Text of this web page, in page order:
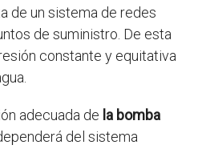
de un sistema de redes
de suministro. De esta
constante y equitativa
adecuada de la bomba
del sistema